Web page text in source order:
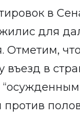
в
для
Отметим,
въезд в
против